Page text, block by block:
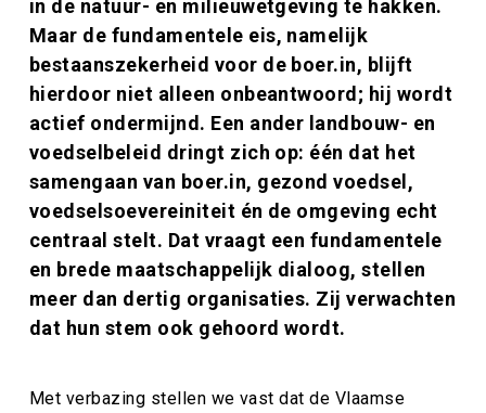
in de natuur- en milieuwetgeving te hakken.
Maar de fundamentele eis, namelijk
bestaanszekerheid voor de boer.in, blijft
hierdoor niet alleen onbeantwoord; hij wordt
actief ondermijnd. Een ander landbouw- en
voedselbeleid dringt zich op: één dat het
samengaan van boer.in, gezond voedsel,
voedselsoevereiniteit én de omgeving echt
centraal stelt. Dat vraagt een fundamentele
en brede maatschappelijk dialoog, stellen
meer dan dertig organisaties. Zij verwachten
dat hun stem ook gehoord wordt.
Met verbazing stellen we vast dat de Vlaamse